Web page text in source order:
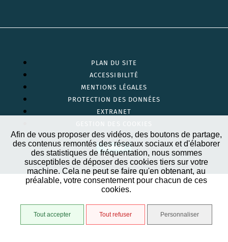
Afin de vous proposer des vidéos, des boutons de partage,
des contenus remontés des réseaux sociaux et d'élaborer
des statistiques de fréquentation, nous sommes
susceptibles de déposer des cookies tiers sur votre
machine. Cela ne peut se faire qu'en obtenant, au
préalable, votre consentement pour chacun de ces
cookies.
Tout accepter Tout refuser Personnaliser
PLAN DU SITE
ACCESSIBILITÉ
MENTIONS LÉGALES
PROTECTION DES DONNÉES
EXTRANET
STRATIS